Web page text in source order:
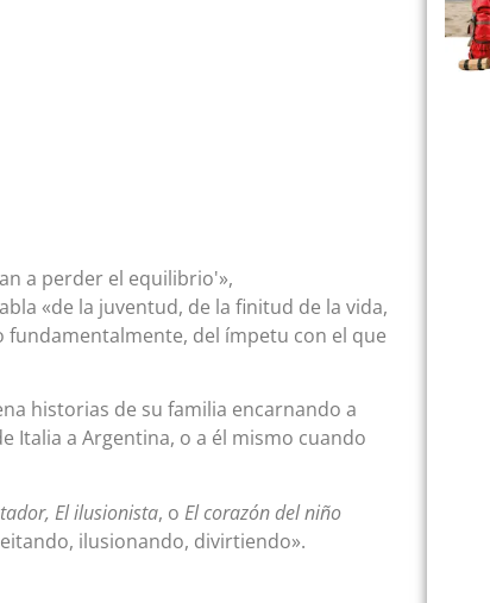
a perder el equilibrio'»,
«de la juventud, de la finitud de la vida,
fundamentalmente, del ímpetu con el que
historias de su familia encarnando a
Italia a Argentina, o a él mismo cuando
El ilusionista, o El corazón del niño
ilusionando, divirtiendo».